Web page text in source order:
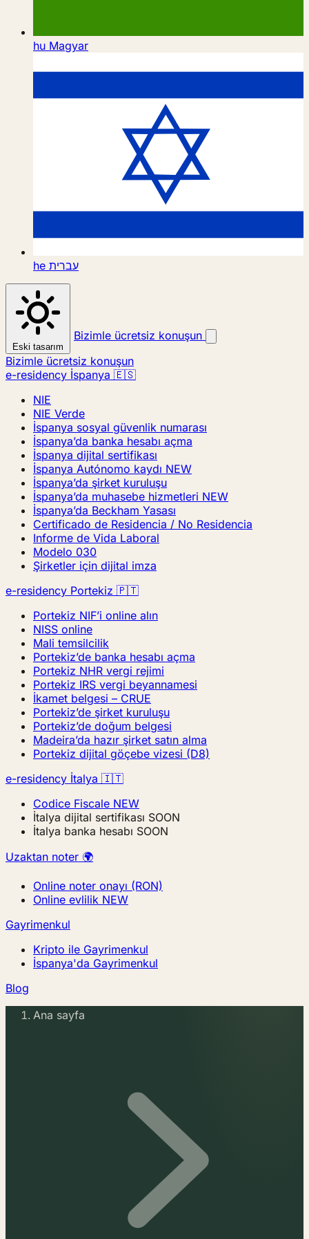
hu Magyar
he עברית
Eski tasarım
Bizimle ücretsiz konuşun
Bizimle ücretsiz konuşun
e-residency İspanya 🇪🇸
NIE
NIE Verde
İspanya sosyal güvenlik numarası
İspanya’da banka hesabı açma
İspanya dijital sertifikası
İspanya Autónomo kaydı NEW
İspanya’da şirket kuruluşu
İspanya’da muhasebe hizmetleri NEW
İspanya’da Beckham Yasası
Certificado de Residencia / No Residencia
Informe de Vida Laboral
Modelo 030
Şirketler için dijital imza
e-residency Portekiz 🇵🇹
Portekiz NIF’i online alın
NISS online
Mali temsilcilik
Portekiz’de banka hesabı açma
Portekiz NHR vergi rejimi
Portekiz IRS vergi beyannamesi
İkamet belgesi – CRUE
Portekiz’de şirket kuruluşu
Portekiz’de doğum belgesi
Madeira’da hazır şirket satın alma
Portekiz dijital göçebe vizesi (D8)
e-residency İtalya 🇮🇹
Codice Fiscale NEW
İtalya dijital sertifikası SOON
İtalya banka hesabı SOON
Uzaktan noter 🌍
Online noter onayı (RON)
Online evlilik NEW
Gayrimenkul
Kripto ile Gayrimenkul
İspanya'da Gayrimenkul
Blog
Ana sayfa